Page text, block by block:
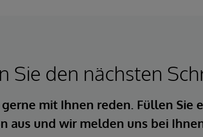
Sie den nächsten
mit Ihnen reden. Füllen Sie
aus und wir melden uns bei